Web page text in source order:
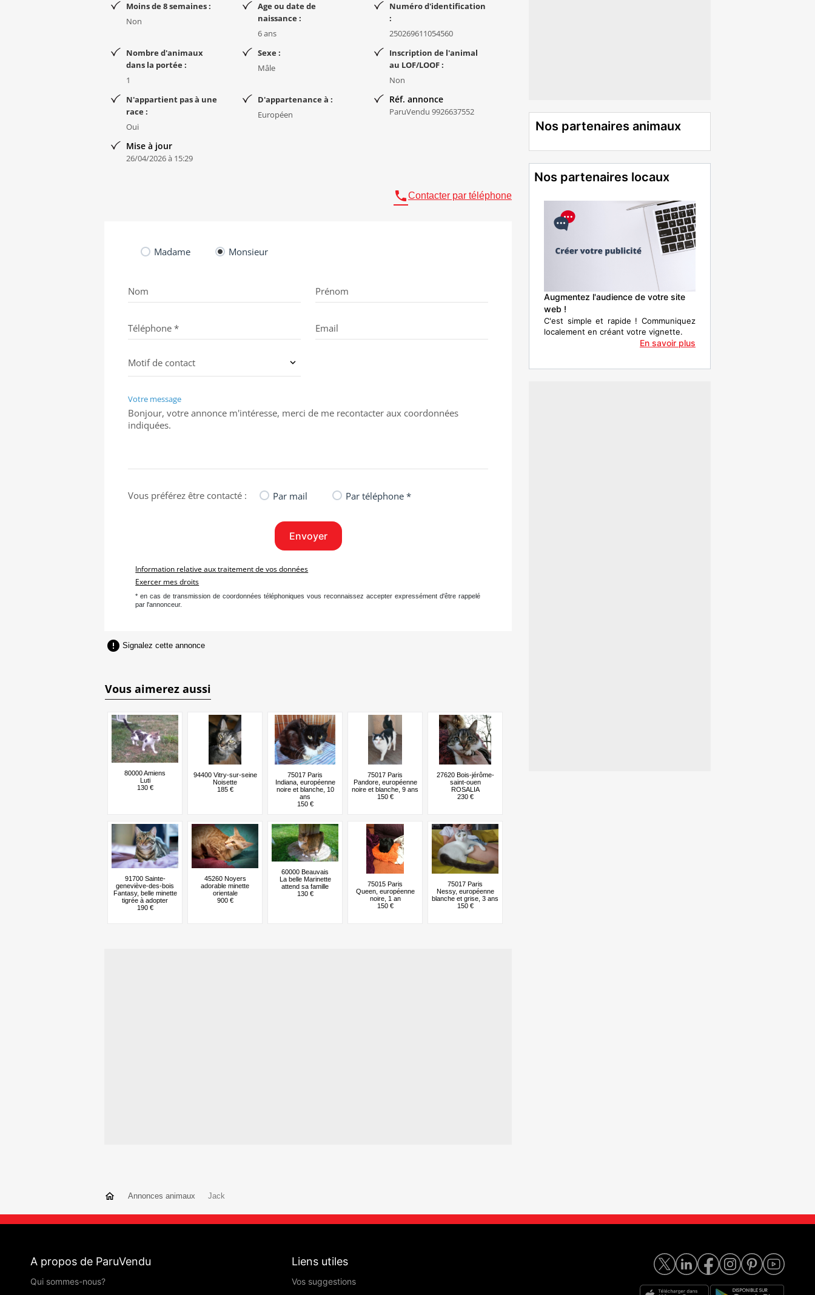
Moins de 8 semaines :
Non
Age ou date de
naissance :
6 ans
Numéro d'identification
:
250269611054560
Nombre d'animaux
dans la portée :
1
Sexe :
Mâle
Inscription de l'animal
au LOF/LOOF :
Non
N'appartient pas à une
race :
Oui
D'appartenance à :
Européen
Réf. annonce
ParuVendu 9926637552
Mise à jour
26/04/2026 à 15:29
Contacter par téléphone
Madame Monsieur
Nom Prénom
Téléphone * Email
Votre message
Vous préférez être contacté : Par mail Par téléphone *
Information relative aux traitement de vos données
Exercer mes droits
* en cas de transmission de coordonnées téléphoniques vous reconnaissez accepter expressément d'être rappelé
par l'annonceur.
 Signalez cette annonce
Vous aimerez aussi
80000 Amiens
Luti
130 €
94400 Vitry-sur-seine
Noisette
185 €
75017 Paris
Indiana, européenne
noire et blanche, 10
ans
150 €
75017 Paris
Pandore, européenne
noire et blanche, 9 ans
150 €
27620 Bois-jérôme-
saint-ouen
ROSALIA
230 €
91700 Sainte-
geneviève-des-bois
Fantasy, belle minette
tigrée à adopter
190 €
45260 Noyers
adorable minette
orientale
900 €
60000 Beauvais
La belle Marinette
attend sa famille
130 €
75015 Paris
Queen, européenne
noire, 1 an
150 €
75017 Paris
Nessy, européenne
blanche et grise, 3 ans
150 €
Nos partenaires animaux
Nos partenaires locaux
Augmentez l'audience de votre site
web !
C'est simple et rapide ! Communiquez
localement en créant votre vignette.
En savoir plus
Annonces animaux Jack
A propos de ParuVendu
Qui sommes-nous?
Liens utiles
Vos suggestions